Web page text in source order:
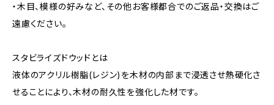
・木目、模様の好みなど、その他お客様都合でのご返品・交換はご
遠慮ください。
スタビライズドウッドとは
液体のアクリル樹脂(レジン)を木材の内部まで浸透させ熱硬化さ
せることにより、木材の耐久性を強化した材です。